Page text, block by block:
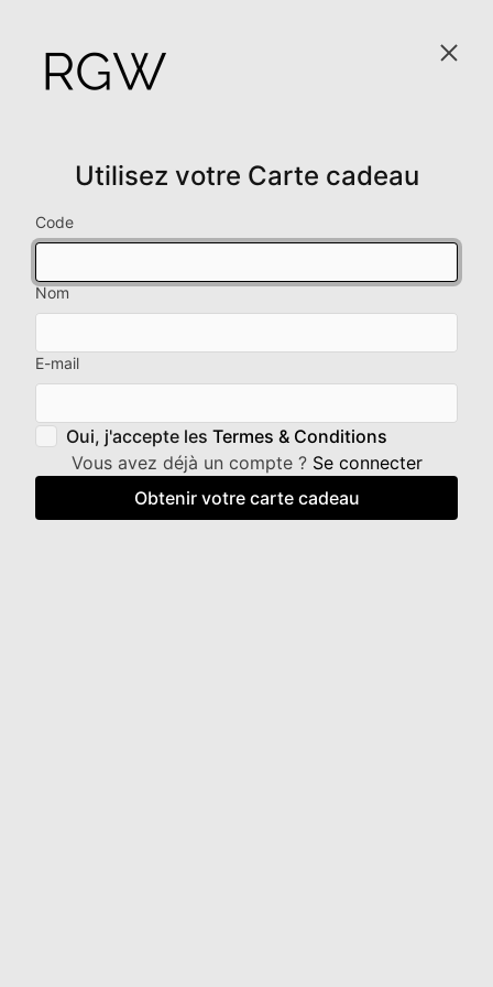
Utilisez votre Carte cadeau
Code
Nom
E-mail
Oui, j'accepte les Termes & Conditions
Vous avez déjà un compte ? Se connecter
Obtenir votre carte cadeau